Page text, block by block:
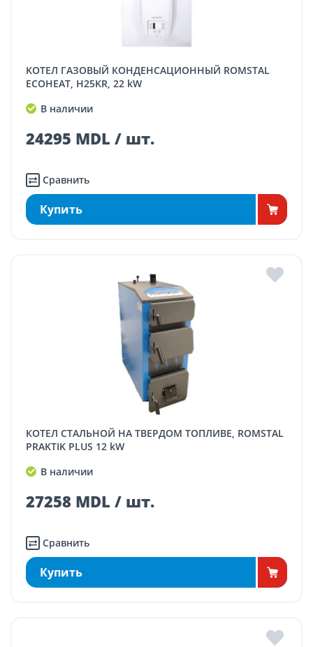
KОТЕЛ ГАЗОВЫЙ КОНДЕНСАЦИОННЫЙ ROMSTAL
ECOHEAT, H25KR, 22 kW
В наличии
24295 MDL / шт.
Сравнить
Купить
КОТЕЛ СТАЛЬНОЙ НА ТВЕРДОМ ТОПЛИВЕ, ROMSTAL
PRAKTIK PLUS 12 kW
В наличии
27258 MDL / шт.
Сравнить
Купить